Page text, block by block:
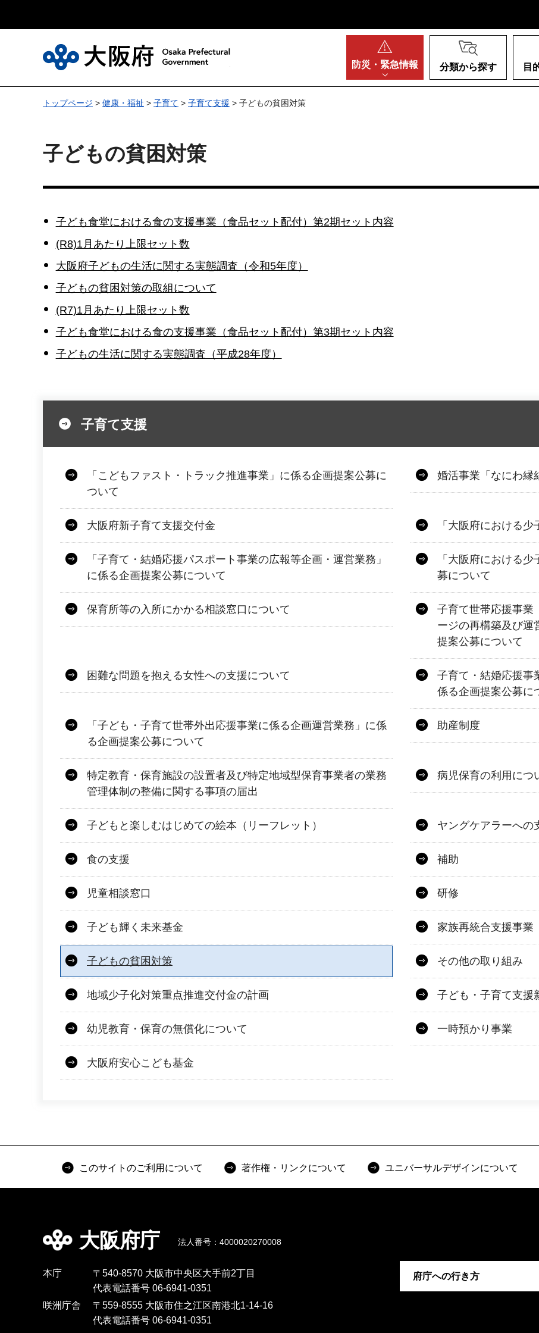
防災・ 緊急情報 分類から探す 目
トップページ > 健康・福祉 > 子育て > 子育て支援 > 子どもの貧困対策
子どもの貧困対策
子ども食堂における食の支援事業（食品セット配付）第2期セット内容
(R8)1月あたり上限セット数
大阪府子どもの生活に関する実態調査（令和5年度）
子どもの貧困対策の取組について
(R7)1月あたり上限セット数
子ども食堂における食の支援事業（食品セット配付）第3期セット内容
子どもの生活に関する実態調査（平成28年度）
子育て支援
「こどもファスト・トラック推進事業」に係る企画提案公募に
ついて
婚活事業「なにわ縁
大阪府新子育て支援交付金 「大阪府における
「子育て・結婚応援パスポート事業の広報等企画・運営業務」
に係る企画提案公募について
「大阪府における
募について
保育所等の入所にかかる相談窓口について
子育て世帯応援事業
ージの再構築及び運
提案公募について
困難な問題を抱える女性への支援について
子育て・結婚応援事
係る企画提案公募に
「子ども・子育て世帯外出応援事業に係る企画運営業務」に係
る企画提案公募について
助産制度
特定教育・保育施設の設置者及び特定地域型保育事業者の業務
管理体制の整備に関する事項の届出
病児保育の利用につ
子どもと楽しむはじめての絵本（リーフレット） ヤングケアラーへの
食の支援 補助
児童相談窓口 研修
子ども輝く未来基金 家族再統合支援事業
子どもの貧困対策 その他の取り組み
地域少子化対策重点推進交付金の計画 子ども・子育て支援
幼児教育・保育の無償化について 一時預かり事業
大阪府安心こども基金
このサイトのご利用について 著作権・リンクについて ユニバーサルデザインについて
大阪府庁 法人番号：4000020270008
本庁
〒540-8570 大阪市中央区大手前2丁目
代表電話番号 06-6941-0351
咲洲庁舎
〒559-8555 大阪市住之江区南港北1-14-16
代表電話番号 06-6941-0351
府庁への行き方